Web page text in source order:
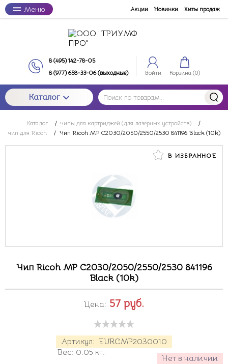
Меню Акции Новинки Хиты продаж
8 (495) 142-78-05
8 (977) 658-33-06 (выходные)
Войти Корзина (0)
Каталог
Каталог / чипы для картриджей (для лазерных устройств)
/
чип для Ricoh
/ Чип Ricoh MP C2030/2050/2550/2530 841196 Black (10k)
В ИЗБРАННОЕ
Чип Ricoh MP C2030/2050/2550/2530 841196
Black (10k)
Артикул: EURCMP2030010
Нет в наличии
Вес: 0.05 кг.
Цена: 57 руб.